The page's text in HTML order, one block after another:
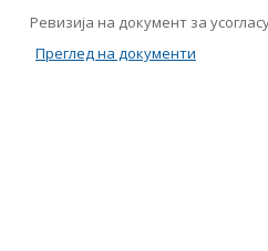
Ревизија на документ за
Преглед на документи